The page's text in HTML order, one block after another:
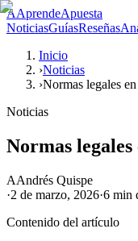
AAprendeApuesta
NoticiasGuíasReseñas
Inicio
›Noticias
›Normas legales
Noticias
Normas
AAndrés Quispe
·2 de marzo, 2026·6 min
Contenido del artículo